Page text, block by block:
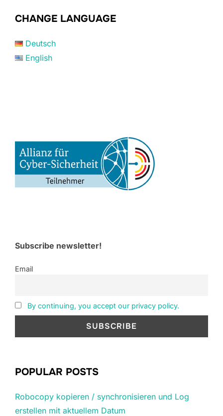
CHANGE LANGUAGE
Deutsch
English
Subscribe newsletter!
Email
By continuing, you accept our privacy policy.
POPULAR POSTS
Robocopy kopieren / synchronisieren und Log
erstellen mit aktuellem Datum